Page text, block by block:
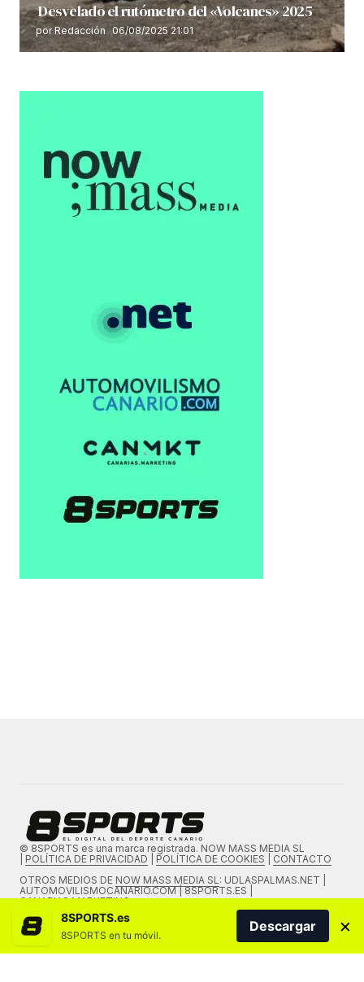
Desvelado el rutómetro del «Volcanes» 2025
por Redacción 06/08/2025 21:01
© 8SPORTS es una marca registrada. NOW MASS MEDIA SL
POLÍTICA DE PRIVACIDAD POLÍTICA DE COOKIES
CONTACTO
OTROS MEDIOS DE NOW MASS MEDIA SL: UDLASPALMAS.NET |
AUTOMOVILISMOCANARIO.COM | 8SPORTS.ES |
CANARIAS.MARKETING
8SPORTS.es
8SPORTS en tu móvil.
Descargar ×